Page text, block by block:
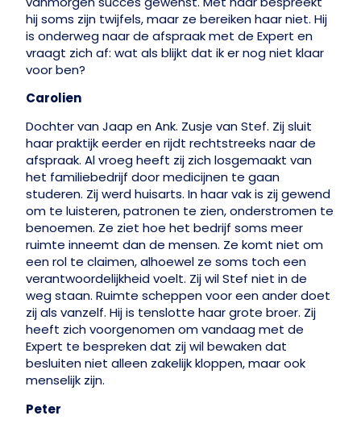
hij soms zijn twijfels, maar ze bereiken haar niet. Hij
is onderweg naar de afspraak met de Expert en
vraagt zich af: wat als blijkt dat ik er nog niet klaar
voor ben?
Carolien
Dochter van Jaap en Ank. Zusje van Stef. Zij sluit
haar praktijk eerder en rijdt rechtstreeks naar de
afspraak. Al vroeg heeft zij zich losgemaakt van
het familiebedrijf door medicijnen te gaan
studeren. Zij werd huisarts. In haar vak is zij gewend
om te luisteren, patronen te zien, onderstromen te
benoemen. Ze ziet hoe het bedrijf soms meer
ruimte inneemt dan de mensen. Ze komt niet om
een rol te claimen, alhoewel ze soms toch een
verantwoordelijkheid voelt. Zij wil Stef niet in de
weg staan. Ruimte scheppen voor een ander doet
zij als vanzelf. Hij is tenslotte haar grote broer. Zij
heeft zich voorgenomen om vandaag met de
Expert te bespreken dat zij wil bewaken dat
besluiten niet alleen zakelijk kloppen, maar ook
menselijk zijn.
Peter